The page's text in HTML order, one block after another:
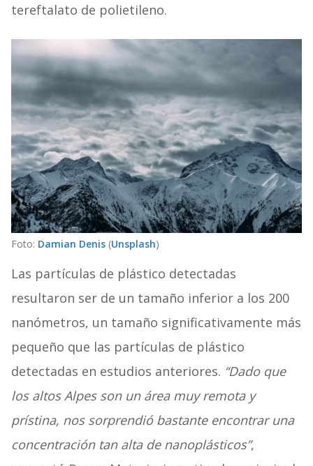
tereftalato de polietileno.
Foto: Damian Denis(Unsplash)
Las partículas de plástico detectadas
resultaron ser de un tamaño inferior a los 200
nanómetros, un tamaño significativamente más
pequeño que las partículas de plástico
detectadas en estudios anteriores. “Dado que
los altos Alpes son un área muy remota y
prístina, nos sorprendió bastante encontrar una
concentración tan alta de nanoplásticos”,